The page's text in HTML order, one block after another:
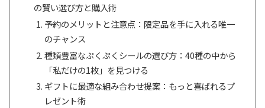
の賢い選び方と購入術
予約のメリットと注意点：限定品を手に入れる唯一
のチャンス
種類豊富なぷくぷくシールの選び方：40種の中から
「私だけの1枚」を見つける
ギフトに最適な組み合わせ提案：もっと喜ばれるプ
レゼント術